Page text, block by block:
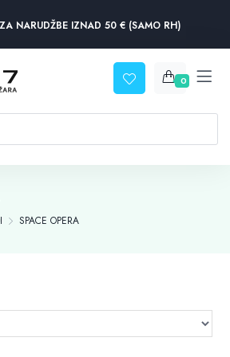
NARUDŽBE IZNAD 50 € (SAMO RH)
0
SPACE OPERA